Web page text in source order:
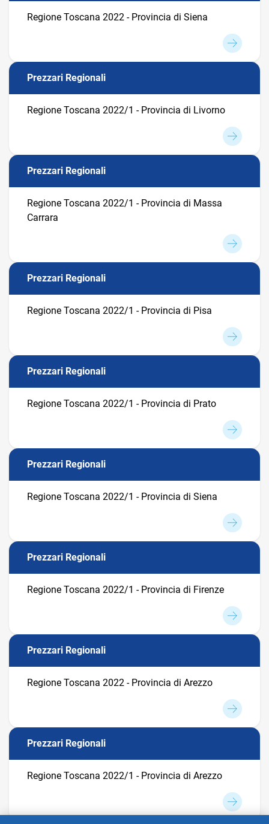
Regione Toscana 2022 - Provincia di Siena
Prezzari Regionali
Regione Toscana 2022/1 - Provincia di Livorno
Prezzari Regionali
Regione Toscana 2022/1 - Provincia di Massa
Carrara
Prezzari Regionali
Regione Toscana 2022/1 - Provincia di Pisa
Prezzari Regionali
Regione Toscana 2022/1 - Provincia di Prato
Prezzari Regionali
Regione Toscana 2022/1 - Provincia di Siena
Prezzari Regionali
Regione Toscana 2022/1 - Provincia di Firenze
Prezzari Regionali
Regione Toscana 2022 - Provincia di Arezzo
Prezzari Regionali
Regione Toscana 2022/1 - Provincia di Arezzo